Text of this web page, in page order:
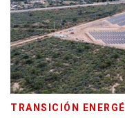
TRANSICIÓN